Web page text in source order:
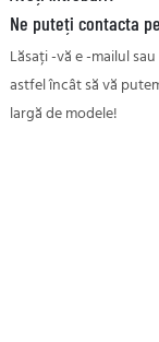
Ne puteți contacta
Lăsați -vă e -mailul
astfel încât să vă
largă de modele!